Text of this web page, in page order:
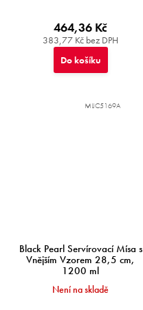
383,77 Kč bez DPH
464,36 Kč
Do košíku
Black Pearl Servírovací Mísa s
Vnějším Vzorem 28,5 cm,
1200 ml
Není na skladě
MIJC5169A